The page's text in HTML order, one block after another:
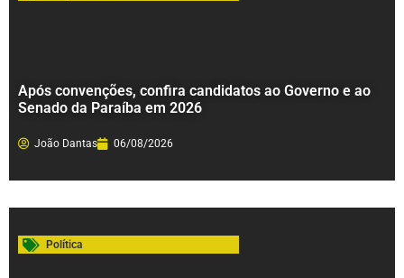
Após convenções, confira candidatos ao Governo e ao
Senado da Paraíba em 2026
João Dantas 06/08/2026
Política